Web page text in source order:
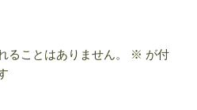
ることはありません。 ※ が付